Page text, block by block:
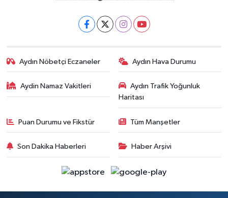
Aydın Nöbetçi Eczaneler Aydın Hava Durumu
Aydin Namaz Vakitleri
Aydın Trafik Yoğunluk
Haritası
Puan Durumu ve Fikstür Tüm Manşetler
Son Dakika Haberleri Haber Arşivi